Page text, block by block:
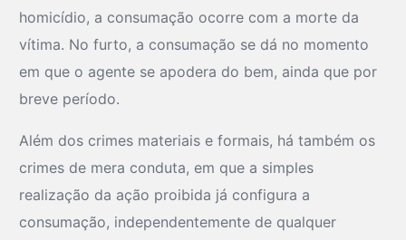
homicídio, a consumação ocorre com a morte da
vítima. No furto, a consumação se dá no momento
em que o agente se apodera do bem, ainda que por
breve período.
Além dos crimes materiais e formais, há também os
crimes de mera conduta, em que a simples
realização da ação proibida já configura a
consumação, independentemente de qualquer